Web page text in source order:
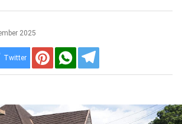
2025
Twitter